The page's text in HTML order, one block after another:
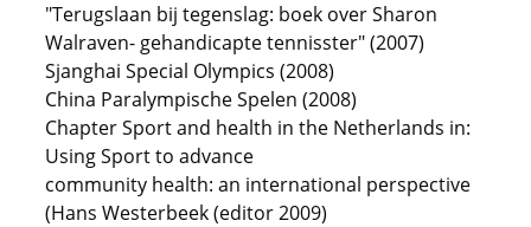
"Terugslaan bij tegenslag: boek over Sharon
Walraven- gehandicapte tennisster" (2007)
Sjanghai Special Olympics (2008)
China Paralympische Spelen (2008)
Chapter Sport and health in the Netherlands in:
Using Sport to advance
community health: an international perspective
(Hans Westerbeek (editor 2009)